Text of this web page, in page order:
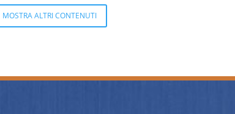
MOSTRA ALTRI CONTENUTI